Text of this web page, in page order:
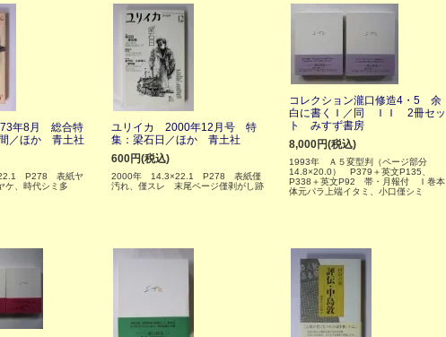
年8月 総合特
／ほか 青土社
P278 表紙ヤ
、時代シミ多
ユリイカ 2000年12月号 特
集：梁石日／ほか 青土社
600円(税込)
2000年 14.3×22.1 P278 表紙僅
汚れ、僅スレ 末尾ページ僅剥がし跡
コレクション瀧口修造4・5 余
白に書くＩ／同 ＩＩ 2冊セッ
ト みすず書房
8,000円(税込)
1993年 Ａ５変型判（ページ部分
14.8×20.0） P379＋英文P135、
P338＋英文P92 帯・月報付 Ｉ巻本
体元パラ上端イタミ、小口僅シミ